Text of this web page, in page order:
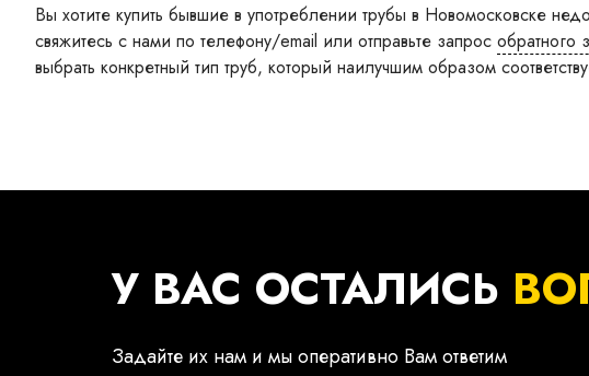
Вы хотите купить бывшие в употреблении трубы в Новомосковске
свяжитесь с нами по телефону/email или отправьте запрос обратного
выбрать конкретный тип труб, который наилучшим образом
У ВАС ОСТАЛИСЬ
Задайте их нам и мы оперативно Вам ответим